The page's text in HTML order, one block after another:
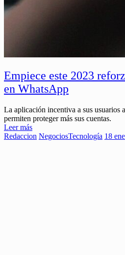
Empiece este 2023
en WhatsApp
La aplicación incentiva a sus usuarios
permiten proteger más sus cuentas.
Leer más
Redaccion NegociosTecnología 18